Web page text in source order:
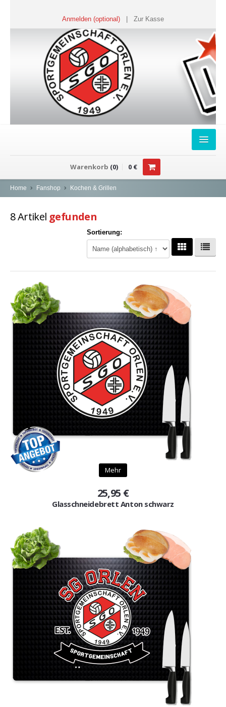
Anmelden (optional) Zur Kasse
FANSHOP
T-Shirts
Kochen & Grillen
Aufkleber & Handys & Mousepads
Taschen
Polo`s & Hemden
Wimpel & Fanschal & Schirme
Kappen & Mützen
Alles fürs Bad
Leinwände und Kissen
Alles für die Kids
Long Sleeve & Tank Top
Gutscheine
KONFIGURATOR
Warenkorb (0) 0€
Home Fanshop Kochen & Grillen
8Artikel gefunden
Sortierung:
Mehr
25,95 €
Glasschneidebrett Anton schwarz